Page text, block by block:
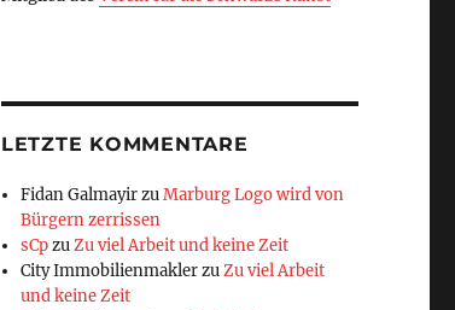
LETZTE KOMMENTARE
Fidan GalmayirzuMarburg Logo wird von
Bürgern zerrissen
sCpzuZu viel Arbeit und keine Zeit
City ImmobilienmaklerzuZu viel Arbeit
und keine Zeit